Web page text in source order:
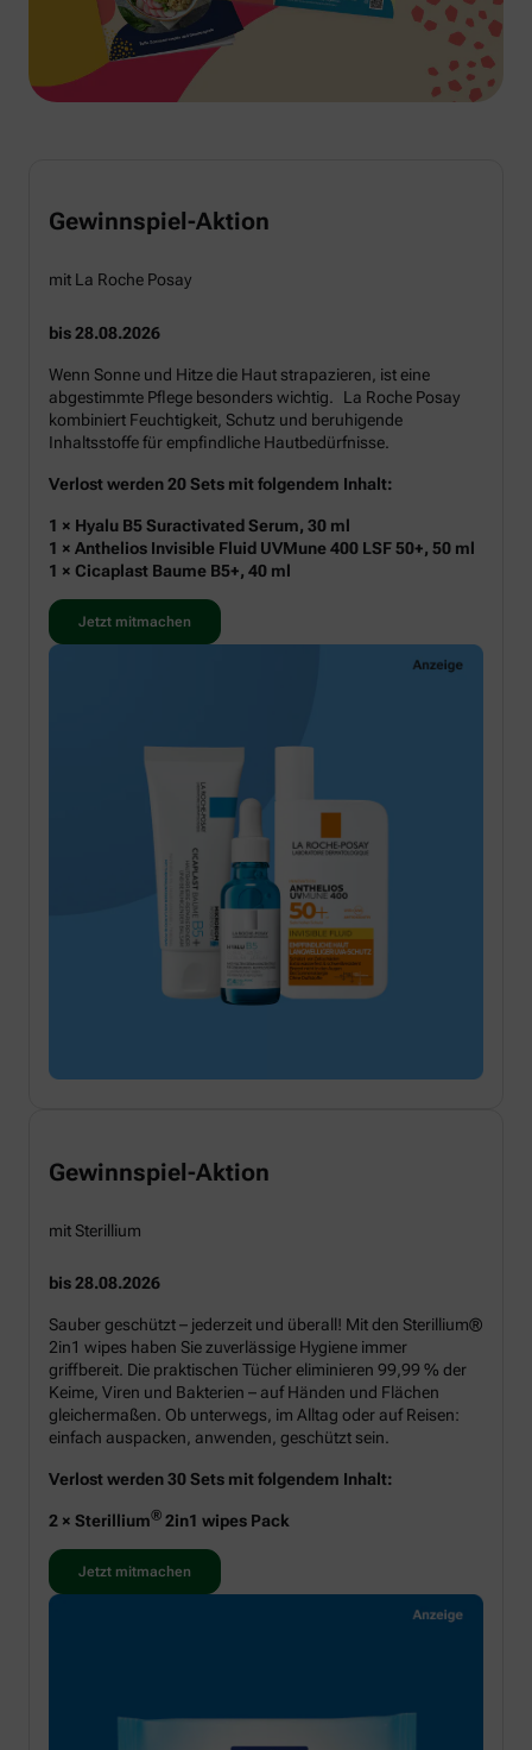
Gewinnspiel-Aktion
mit La Roche Posay
bis 28.08.2026
Wenn Sonne und Hitze die Haut strapazieren, ist eine
abgestimmte Pflege besonders wichtig. La Roche Posay
kombiniert Feuchtigkeit, Schutz und beruhigende
Inhaltsstoffe für empfindliche Hautbedürfnisse.
Verlost werden 20 Sets mit folgendem Inhalt:
1 × Hyalu B5 Suractivated Serum, 30 ml
1 × Anthelios Invisible Fluid UVMune 400 LSF 50+, 50 ml
1 × Cicaplast Baume B5+, 40 ml
Jetzt mitmachen
Gewinnspiel-Aktion
mit Sterillium
bis 28.08.2026
Sauber geschützt – jederzeit und überall! Mit den Sterillium®
2in1 wipes haben Sie zuverlässige Hygiene immer
griffbereit. Die praktischen Tücher eliminieren 99,99 % der
Keime, Viren und Bakterien – auf Händen und Flächen
gleichermaßen. Ob unterwegs, im Alltag oder auf Reisen:
einfach auspacken, anwenden, geschützt sein.
Verlost werden 30 Sets mit folgendem Inhalt:
2 × Sterillium® 2in1 wipes Pack
Jetzt mitmachen